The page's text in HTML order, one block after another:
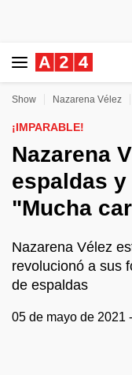
Show Nazarena Vélez
¡IMPARABLE!
Nazarena
espaldas
"Mucha
Nazarena Vélez
revolucionó a sus
de espaldas
05 de mayo de 2021